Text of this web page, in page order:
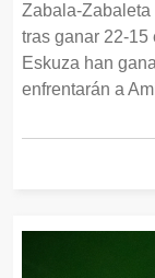
Zabala-Zabaleta
tras ganar 22-15
Eskuza han
enfrentarán a